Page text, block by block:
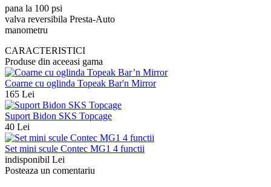
pana la 100 psi
valva reversibila Presta-Auto
manometru
CARACTERISTICI
Produse din aceeasi gama
Coarne cu oglinda Topeak Bar'n Mirror
165 Lei
Suport Bidon SKS Topcage
40 Lei
Set mini scule Contec MG1 4 functii
indisponibil Lei
Posteaza un comentariu